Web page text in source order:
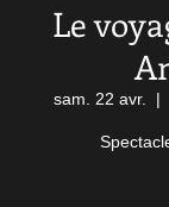
Le
sam. 22 avr.
  |